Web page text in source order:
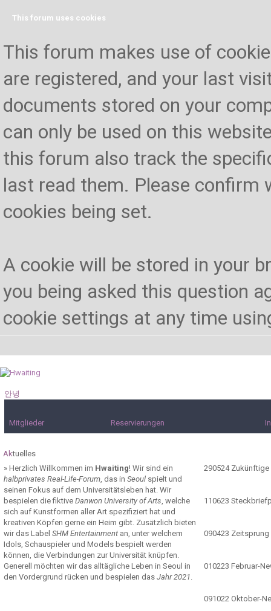
This forum uses cookies
This forum makes use of
are registered, and your last
documents stored on your
can only be used on this
this forum also track the
last read them. Please confirm
cookies being set.
A cookie will be stored in your
you being asked this question
cookie settings at any time
안녕
Mitglieder Reservierungen
Aktuelles
» Herzlich Willkommen im Hwaiting! Wir sind ein
halbprivates Real-Life-Forum, das in Seoul spielt und
seinen Fokus auf dem Universitätsleben hat. Wir
bespielen die fiktive Danwon University of Arts, welche
sich auf Kunstformen aller Art spezifiziert hat und
kreativen Köpfen gerne ein Heim gibt. Zusätzlich bieten
wir das Label SHM Entertainment an, unter welchem
Idols, Schauspieler und Models bespielt werden
können, die Verbindungen zur Universität knüpfen.
Generell möchten wir das alltägliche Leben in Seoul in
den Vordergrund rücken und bespielen das Jahr 2021.
290524Zukünftige
110623
090423
010223 Februar-
091022 Oktober-